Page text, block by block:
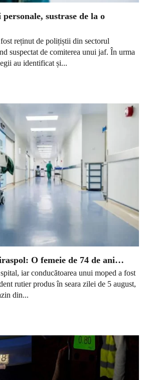
sustrase de la o
reținut de polițiștii din sectorul
suspectat de comiterea unui jaf. În urma
au identificat și...
O femeie de 74 de ani…
iar conducătoarea unui moped a fost
rutier produs în seara zilei de 5 august,
din...